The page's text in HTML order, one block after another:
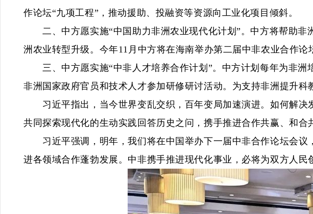
作论坛“九项工程”，推动援助、投融资等资源向工业化项目倾斜。
二、中方愿实施“中国助力非洲农业现代化计划”。中方将帮助非
洲农业转型升级。今年11月中方将在海南举办第二届中非农业合作
三、中方愿实施“中非人才培养合作计划”。中方计划每年为非洲
非洲国家政府官员和技术人才参加研修研讨活动。为支持非洲提升
习近平指出，当今世界变乱交织，百年变局加速演进。如何解决
共同探索现代化的生动实践回答历史之问，携手推进合作共赢、和合
习近平强调，明年，我们将在中国举办下一届中非合作论坛会议
进各领域合作蓬勃发展。中非携手推进现代化事业，必将为双方人